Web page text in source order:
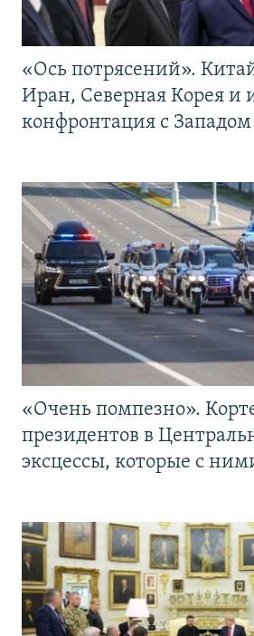
«Ось потрясений».
Иран, Северная Корея и
конфронтация с Западом
«Очень помпезно».
президентов в
эксцессы, которые с